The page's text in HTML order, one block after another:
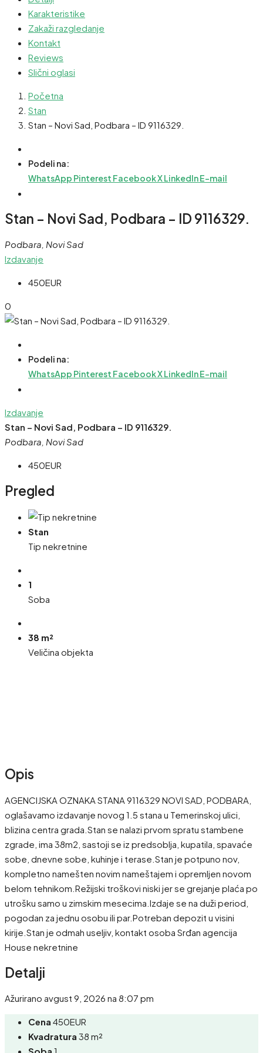
Karakteristike
Zakaži razgledanje
Kontakt
Reviews
Slični oglasi
Početna
Stan
Stan – Novi Sad, Podbara – ID 9116329.
Podeli na:
WhatsApp Pinterest FacebookXLinkedInE-mail
Stan – Novi Sad, Podbara – ID 9116329.
Podbara, Novi Sad
Izdavanje
450EUR
0
Podeli na:
WhatsApp Pinterest FacebookXLinkedInE-mail
Izdavanje
Stan – Novi Sad, Podbara – ID 9116329.
Podbara, Novi Sad
450EUR
Pregled
Stan
Tip nekretnine
1
Soba
38 m²
Veličina objekta
Opis
AGENCIJSKA OZNAKA STANA 9116329 NOVI SAD, PODBARA,
oglašavamo izdavanje novog 1.5 stana u Temerinskoj ulici,
blizina centra grada.Stan se nalazi prvom spratu stambene
zgrade, ima 38m2, sastoji se iz predsoblja, kupatila, spavaće
sobe, dnevne sobe, kuhinje i terase.Stan je potpuno nov,
kompletno namešten novim nameštajem i opremljen novom
belom tehnikom.Režijski troškovi niski jer se grejanje plaća po
utrošku samo u zimskim mesecima.Izdaje se na duži period,
pogodan za jednu osobu ili par.Potreban depozit u visini
kirije.Stan je odmah useljiv, kontakt osoba Srđan agencija
House nekretnine
Detalji
Ažurirano avgust 9, 2026 na 8:07 pm
Cena 450EUR
Kvadratura 38 m²